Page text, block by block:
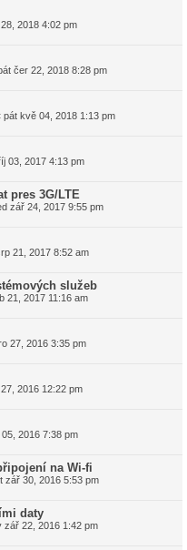
2018 4:02 pm
čer 22, 2018 8:28 pm
pát kvě 04, 2018 1:13 pm
03, 2017 4:13 pm
pres 3G/LTE
zář 24, 2017 9:55 pm
21, 2017 8:52 am
služeb
21, 2017 11:16 am
27, 2016 3:35 pm
2016 12:22 pm
2016 7:38 pm
na Wi-fi
zář 30, 2016 5:53 pm
daty
zář 22, 2016 1:42 pm